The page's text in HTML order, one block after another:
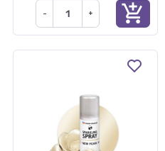
- + add_shopping_cart